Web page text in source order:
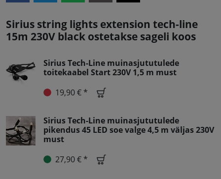
Sirius string lights extension tech-line
15m 230V black ostetakse sageli koos
Sirius Tech-Line muinasjututulede
toitekaabel Start 230V 1,5 m must
19,90 € *
Sirius Tech-Line muinasjututulede
pikendus 45 LED soe valge 4,5 m väljas 230V
must
27,90 € *